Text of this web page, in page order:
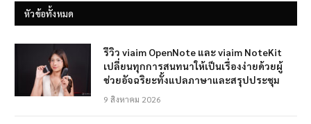
หัวข้อทั้งหมด
รีวิว viaim OpenNote และ viaim NoteKit
เปลี่ยนทุกการสนทนาให้เป็นเรื่องง่ายด้วยผู้
ช่วยอัจฉริยะทั้งแปลภาษาและสรุปประชุม
9 สิงหาคม 2026